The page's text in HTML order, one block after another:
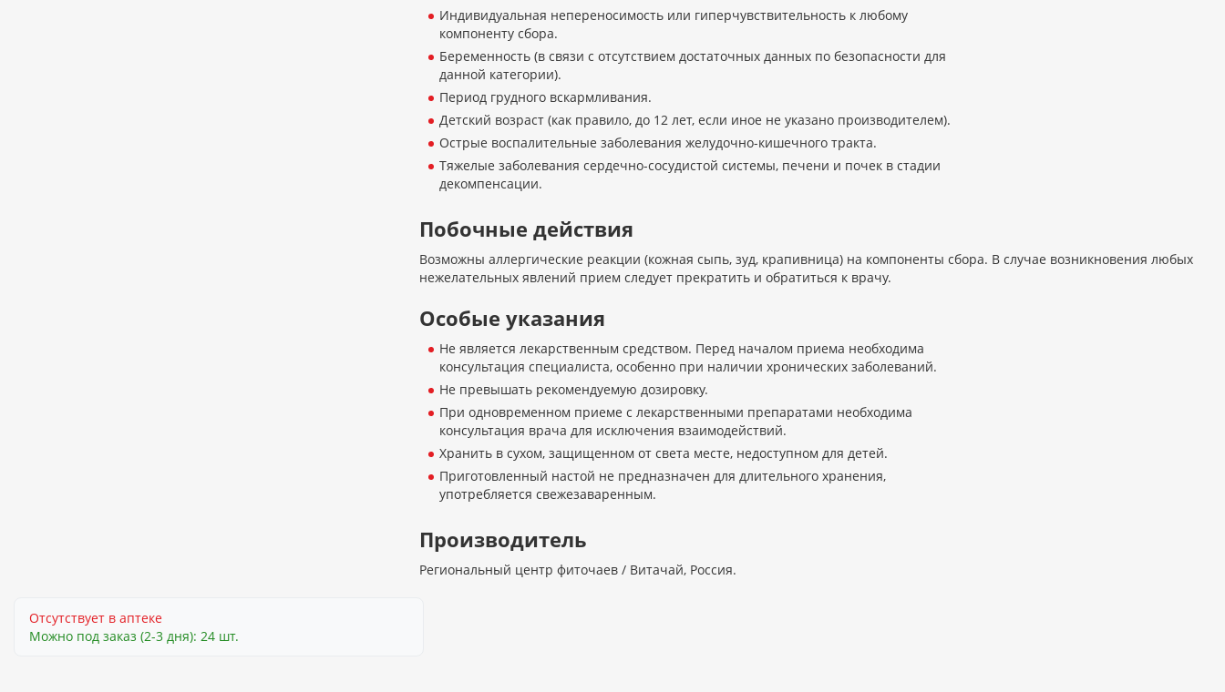
Индивидуальная непереносимость или гиперчувствительность к любому
компоненту сбора.
Беременность (в связи с отсутствием достаточных данных по безопасности для
данной категории).
Период грудного вскармливания.
Детский возраст (как правило, до 12 лет, если иное не указано производителем).
Острые воспалительные заболевания желудочно-кишечного тракта.
Тяжелые заболевания сердечно-сосудистой системы, печени и почек в стадии
декомпенсации.
Побочные действия
Возможны аллергические реакции (кожная сыпь, зуд, крапивница) на компоненты сбора. В случае возникновения любых
нежелательных явлений прием следует прекратить и обратиться к врачу.
Особые указания
Не является лекарственным средством. Перед началом приема необходима
консультация специалиста, особенно при наличии хронических заболеваний.
Не превышать рекомендуемую дозировку.
При одновременном приеме с лекарственными препаратами необходима
консультация врача для исключения взаимодействий.
Хранить в сухом, защищенном от света месте, недоступном для детей.
Приготовленный настой не предназначен для длительного хранения,
употребляется свежезаваренным.
Производитель
Региональный центр фиточаев / Витачай, Россия.
Отсутствует в аптеке
Можно под заказ (2-3 дня): 24 шт.